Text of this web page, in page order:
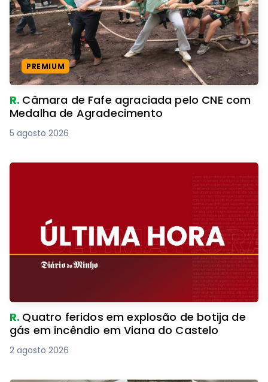
PREMIUM
R. Câmara de Fafe agraciada pelo CNE com
Medalha de Agradecimento
5 agosto 2026
R. Quatro feridos em explosão de botija de
gás em incêndio em Viana do Castelo
2 agosto 2026